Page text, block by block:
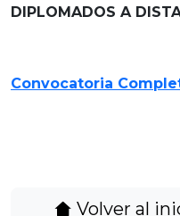
DIPLOMADOS A
Convocatoria
Volver al